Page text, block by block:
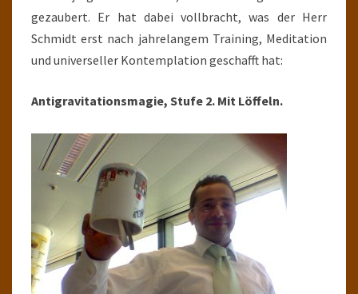
gezaubert. Er hat dabei vollbracht, was der Herr
Schmidt erst nach jahrelangem Training, Meditation
und universeller Kontemplation geschafft hat:
Antigravitationsmagie, Stufe 2. Mit Löffeln.